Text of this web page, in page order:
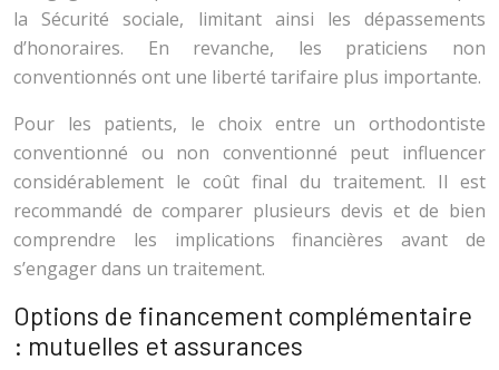
la Sécurité sociale, limitant ainsi les dépassements
d’honoraires. En revanche, les praticiens non
conventionnés ont une liberté tarifaire plus importante.
Pour les patients, le choix entre un orthodontiste
conventionné ou non conventionné peut influencer
considérablement le coût final du traitement. Il est
recommandé de comparer plusieurs devis et de bien
comprendre les implications financières avant de
s’engager dans un traitement.
Options de financement complémentaire
: mutuelles et assurances